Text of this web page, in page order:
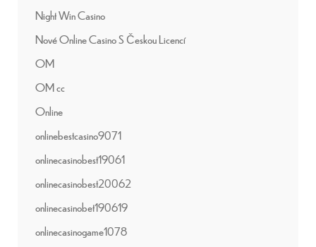
Night Win Casino
Nové Online Casino S Českou Licencí
OM
OM cc
Online
onlinebestcasino9071
onlinecasinobest19061
onlinecasinobest20062
onlinecasinobet190619
onlinecasinogame1078